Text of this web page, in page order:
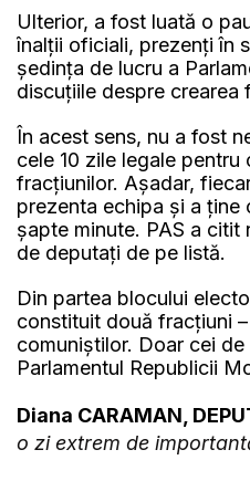
Ulterior, a fost luată o
înalții oficiali, prezenți în
ședința de lucru a
discuțiile despre crearea
În acest sens, nu a fost
cele 10 zile legale
fracțiunilor. Așadar,
prezenta echipa și a ține
șapte minute. PAS a citit
de deputați de pe listă.
Din partea blocului
constituit două fracțiuni
comuniștilor. Doar cei
Parlamentul Republicii
Diana CARAMAN,
o zi extrem de